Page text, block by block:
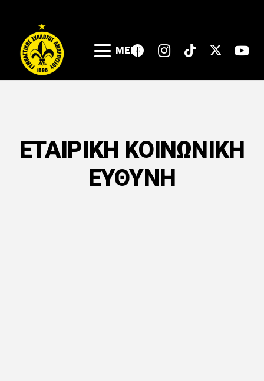
MENU
ΕΤΑΙΡΙΚΗ ΚΟΙΝΩΝΙΚΗ
ΕΥΘΥΝΗ